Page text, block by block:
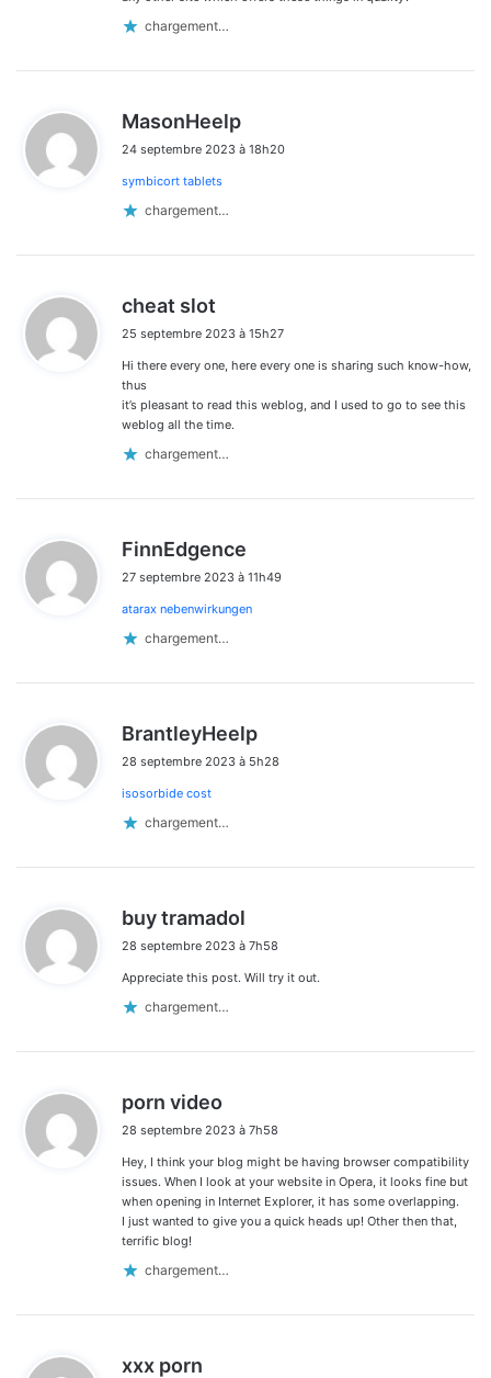
chargement…
MasonHeelp
t
24 septembre 2023 à 18h20
symbicort tablets
chargement…
cheat slot
t
25 septembre 2023 à 15h27
Hi there every one, here every one is sharing such know-how,
thus
it’s pleasant to read this weblog, and I used to go to see this
weblog all the time.
chargement…
FinnEdgence
t
27 septembre 2023 à 11h49
atarax nebenwirkungen
chargement…
BrantleyHeelp
t
28 septembre 2023 à 5h28
isosorbide cost
chargement…
buy tramadol
28 septembre 2023 à 7h58
Appreciate this post. Will try it out.
chargement…
porn video
t
:
28 septembre 2023 à 7h58
Hey, I think your blog might be having browser compatibility
issues. When I look at your website in Opera, it looks fine but
when opening in Internet Explorer, it has some overlapping.
I just wanted to give you a quick heads up! Other then that,
terrific blog!
chargement…
xxx porn